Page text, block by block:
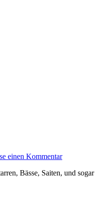
einen Kommentar
Bässe, Saiten, und sogar